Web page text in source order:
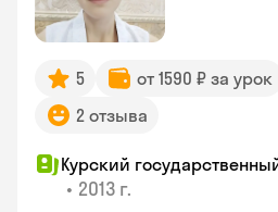
5 от 1590 ₽ за урок
2 отзыва
Курский
• 2013 г.